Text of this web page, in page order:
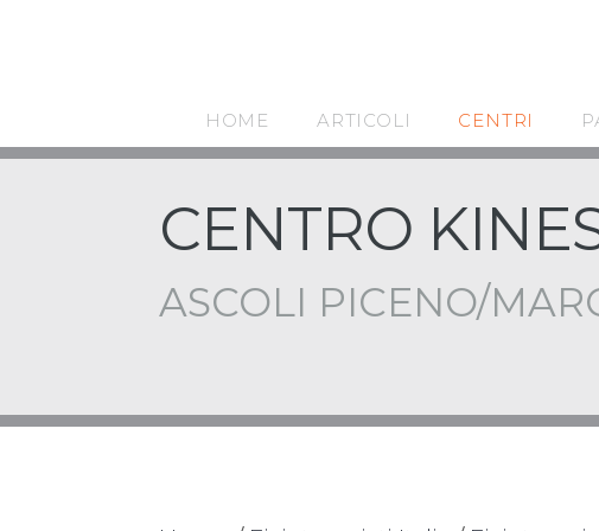
HOME ARTICOLI CENTRI
CENTRO
ASCOLI PICENO/